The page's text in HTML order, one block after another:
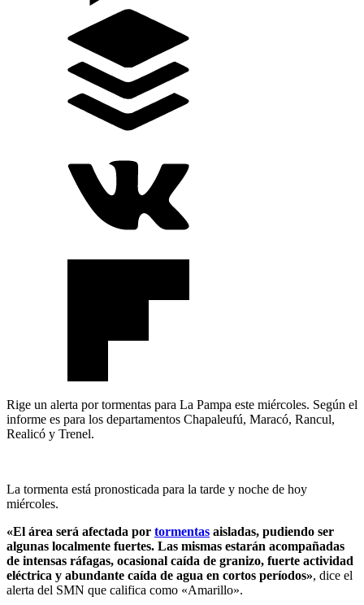
Rige un alerta por tormentas para La Pampa este miércoles. Según el
informe es para los departamentos Chapaleufú, Maracó, Rancul,
Realicó y Trenel.
La tormenta está pronosticada para la tarde y noche de hoy
miércoles.
«El área será afectada por tormentas aisladas, pudiendo ser
algunas localmente fuertes. Las mismas estarán acompañadas
de intensas ráfagas, ocasional caída de granizo, fuerte actividad
eléctrica y abundante caída de agua en cortos períodos», dice el
alerta del SMN que califica como «Amarillo».